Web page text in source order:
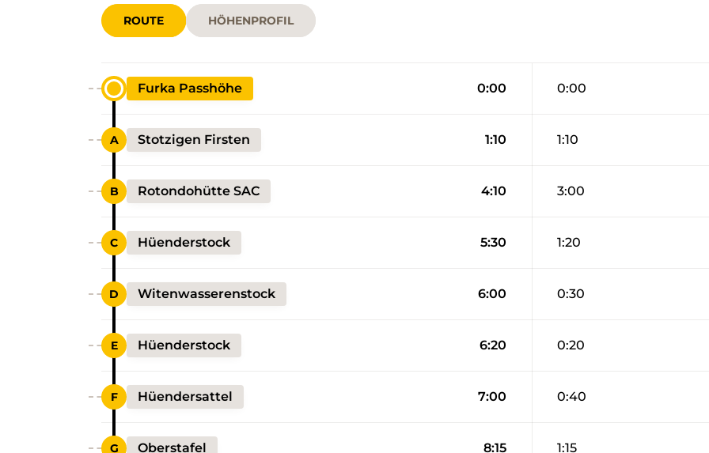
ROUTE HÖHENPROFIL
Furka Passhöhe 0:00 0:00
Stotzigen Firsten 1:10 1:10
Rotondohütte SAC 4:10 3:00
Hüenderstock 5:30 1:20
Witenwasserenstock 6:00 0:30
Hüenderstock 6:20 0:20
Hüendersattel 7:00 0:40
Oberstafel 8:15 1:15